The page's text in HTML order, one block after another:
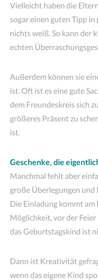
Vielleicht haben die
sogar einen guten Tipp
nichts weiß. So kann der
echten
Außerdem können sie
ist. Oft ist es eine gute
dem Freundeskreis sich
größeres Präsent zu
ist.
Geschenke, die
Manchmal fehlt aber
große Überlegungen und
Die Einladung kommt am
Möglichkeit, vor der
das Geburtstagskind ist
Dann ist Kreativität
wenn das eigene Kind